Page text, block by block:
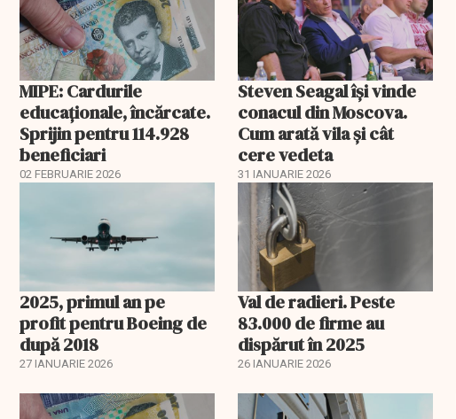
MIPE: Cardurile
educaţionale, încărcate.
Sprijin pentru 114.928
beneficiari
02 FEBRUARIE 2026
Steven Seagal își vinde
conacul din Moscova.
Cum arată vila și cât
cere vedeta
31 IANUARIE 2026
2025, primul an pe
profit pentru Boeing de
după 2018
27 IANUARIE 2026
Val de radieri. Peste
83.000 de firme au
dispărut în 2025
26 IANUARIE 2026